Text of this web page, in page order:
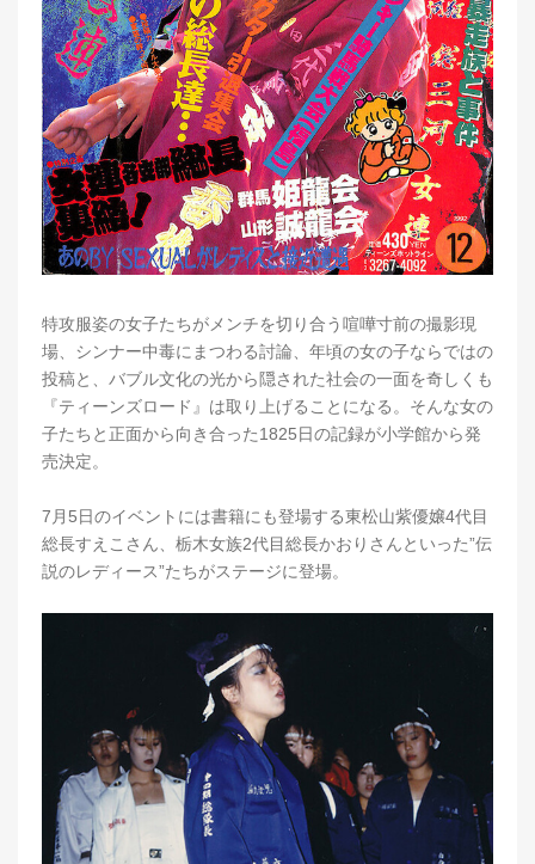
特攻服姿の女子たちがメンチを切り合う喧嘩寸前の撮影現
場、シンナー中毒にまつわる討論、年頃の女の子ならではの
投稿と、バブル文化の光から隠された社会の一面を奇しくも
『ティーンズロード』は取り上げることになる。そんな女の
子たちと正面から向き合った1825日の記録が小学館から発
売決定。
7月5日のイベントには書籍にも登場する東松山紫優嬢4代目
総長すえこさん、栃木女族2代目総長かおりさんといった”伝
説のレディース”たちがステージに登場。